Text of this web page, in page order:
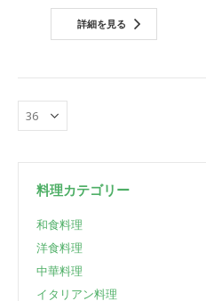
詳細を見る
料理カテゴリー
和食料理
洋食料理
中華料理
イタリアン料理